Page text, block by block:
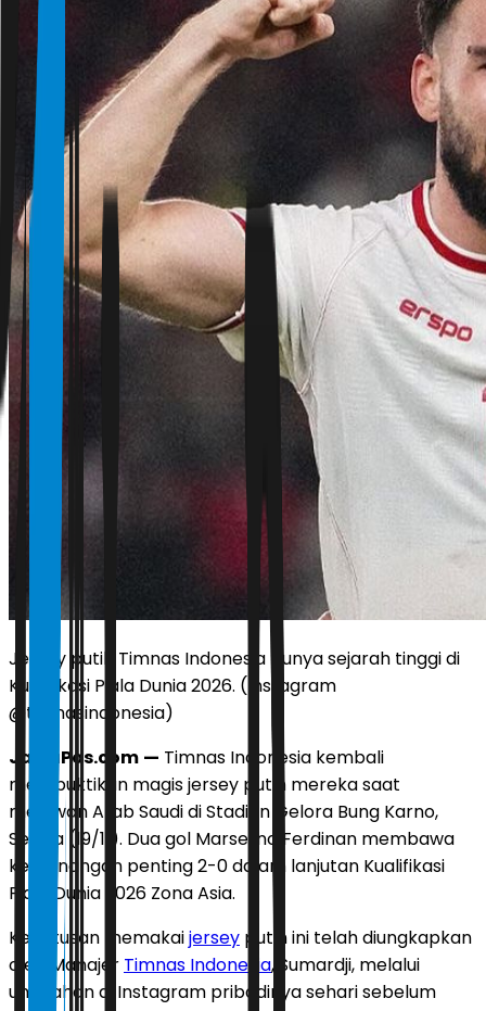
Jersey putih Timnas Indonesia punya sejarah tinggi di
Kualifikasi Piala Dunia 2026. (Instagram
@timnasindonesia)
JawaPos.com — Timnas Indonesia kembali
membuktikan magis jersey putih mereka saat
melawan Arab Saudi di Stadion Gelora Bung Karno,
Selasa (19/11). Dua gol Marselino Ferdinan membawa
kemenangan penting 2-0 dalam lanjutan Kualifikasi
Piala Dunia 2026 Zona Asia.
Keputusan memakaijersey putih ini telah diungkapkan
oleh Manajer Timnas Indonesia, Sumardji, melalui
unggahan di Instagram pribadinya sehari sebelum